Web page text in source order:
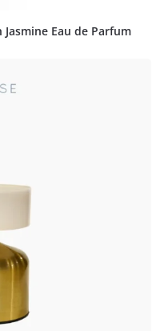
Eau de Parfum